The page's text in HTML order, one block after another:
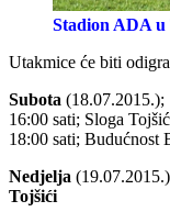
Stadion ADA u
Utakmice će biti
Subota (18.07.2015.);
16:00 sati; Sloga
18:00 sati; Budućnost
Nedjelja
Tojšići